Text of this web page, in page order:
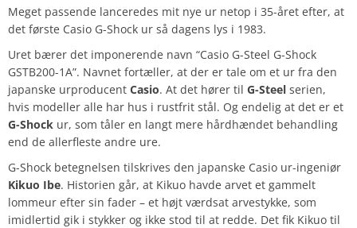
Meget passende lanceredes mit nye ur netop i 35-året efter, at
det første Casio G-Shock ur så dagens lys i 1983.
Uret bærer det imponerende navn “Casio G-Steel G-Shock
GSTB200-1A”. Navnet fortæller, at der er tale om et ur fra den
japanske urproducent Casio. At det hører til G-Steel serien,
hvis modeller alle har hus i rustfrit stål. Og endelig at det er et
G-Shock ur, som tåler en langt mere hårdhændet behandling
end de allerfleste andre ure.
G-Shock betegnelsen tilskrives den japanske Casio ur-ingeniør
Kikuo Ibe. Historien går, at Kikuo havde arvet et gammelt
lommeur efter sin fader – et højt værdsat arvestykke, som
imidlertid gik i stykker og ikke stod til at redde. Det fik Kikuo til